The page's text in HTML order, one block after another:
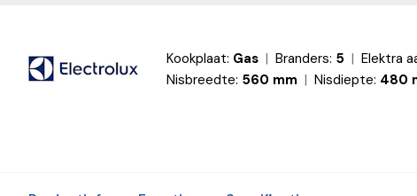
Kookplaat: Gas Branders: 5 Elektra
Nisbreedte: 560 mm Nisdiepte: 480